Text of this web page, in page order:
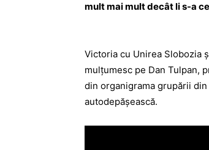
mult mai mult decât li s-a
Victoria cu Unirea Slobozia
mulţumesc pe Dan Tulpan,
din organigrama grupării
autodepăşească.